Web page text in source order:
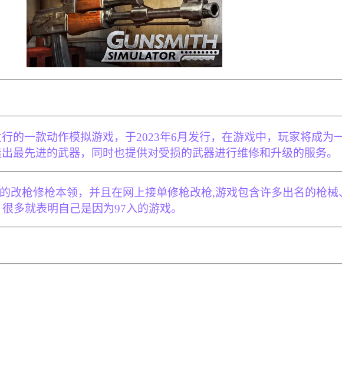
行的一款动作模拟游戏，于2023年6月发行，在游戏中，玩家将成
最先进的武器，同时也提供对受损的武器进行维修和升级的服务。
改枪修枪本领，并且在网上接单修枪改枪,游戏包含许多出名的枪械
多就表明自己是因为97入的游戏。